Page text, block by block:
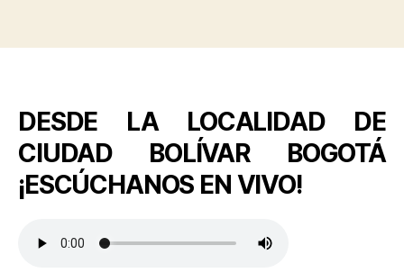
DESDE LA LOCALIDAD DE
CIUDAD BOLÍVAR BOGOTÁ
¡ESCÚCHANOS EN VIVO!